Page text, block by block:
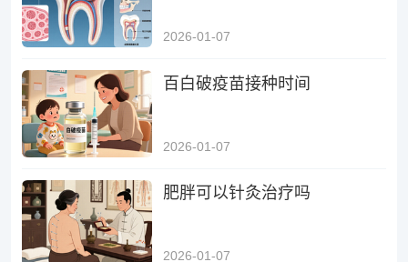
2026-01-07
百白破疫苗接种时间
2026-01-07
肥胖可以针灸治疗吗
2026-01-07